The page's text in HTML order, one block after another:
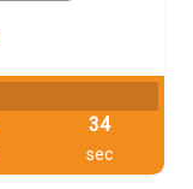
33
sec